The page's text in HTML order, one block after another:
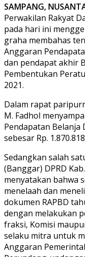
SAMPANG,
Perwakilan Rakyat
pada hari ini
graha membahas
Anggaran
dan pendapat akhir
Pembentukan
2021.
Dalam rapat
M. Fadhol
Pendapatan Belanja
sebesar Rp.
Sedangkan salah
(Banggar) DPRD
menyatakan bahwa
menelaah dan
dokumen RAPBD
dengan melakukan
fraksi, Komisi
selaku mitra untuk
Anggaran